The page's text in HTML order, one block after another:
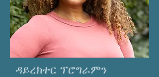
ዳይረክተር ፕሮግራምን